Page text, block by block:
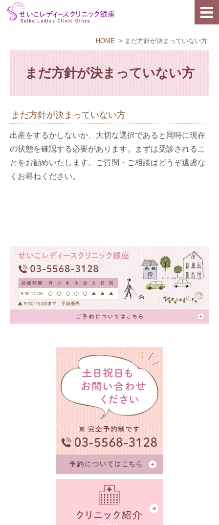
HOME まだ方針が決まっていない方
まだ方針が決まっていない方
まだ方針が決まっていない方
出産をするかしないか、大切な選択であると同時に現在
の状態を確認する必要があります。まずは受診されるこ
とをお勧めいたします。ご質問・ご相談はどうぞ遠慮な
くお尋ねください。